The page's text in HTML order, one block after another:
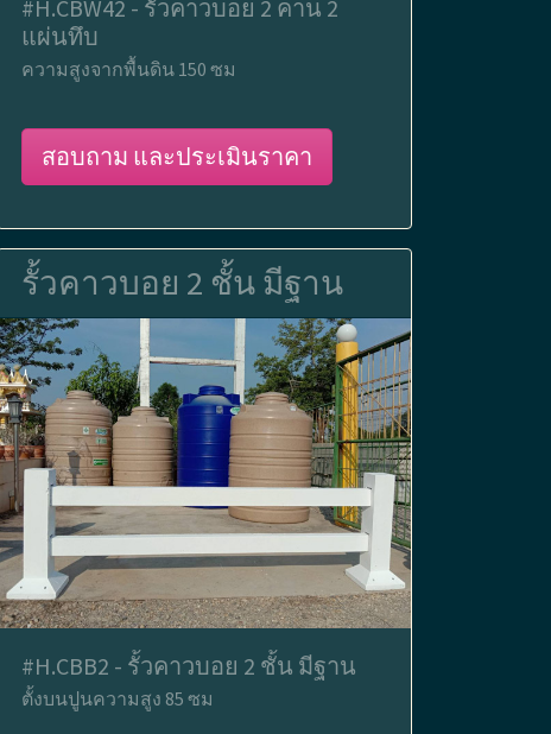
#H.CBW42 - รั้วคาวบอย 2 คาน 2
แผ่นทึบ
ความสูงจากพื้นดิน 150 ซม
สอบถาม และประเมินราคา
รั้วคาวบอย 2 ชั้น มีฐาน
#H.CBB2 - รั้วคาวบอย 2 ชั้น มีฐาน
ตั้งบนปูนความสูง 85 ซม